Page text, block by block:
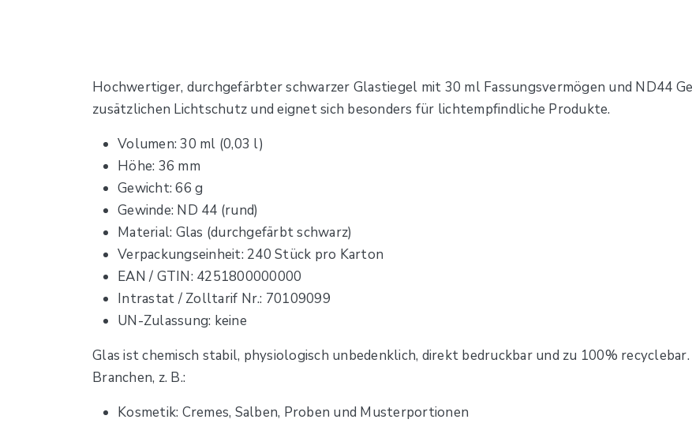
Hochwertiger, durchgefärbter schwarzer Glastiegel mit 30 ml Fassungsvermögen und ND44
zusätzlichen Lichtschutz und eignet sich besonders für lichtempfindliche Produkte.
Volumen: 30 ml (0,03 l)
Höhe: 36 mm
Gewicht: 66 g
Gewinde: ND 44 (rund)
Material: Glas (durchgefärbt schwarz)
Verpackungseinheit: 240 Stück pro Karton
EAN / GTIN: 4251800000000
Intrastat / Zolltarif Nr.: 70109099
UN-Zulassung: keine
Glas ist chemisch stabil, physiologisch unbedenklich, direkt bedruckbar und zu 100%
Branchen, z. B.:
Kosmetik: Cremes, Salben, Proben und Musterportionen